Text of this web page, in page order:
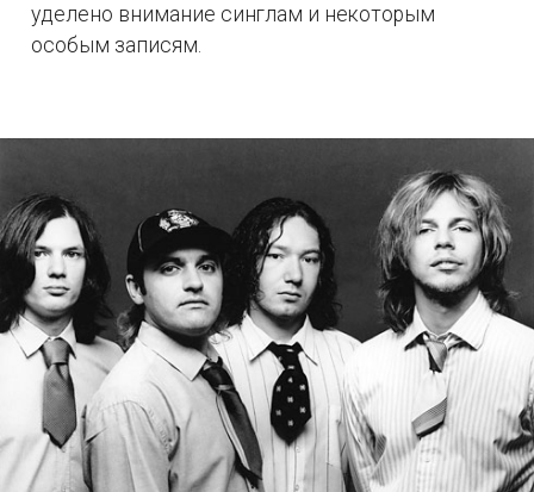
уделено внимание синглам и некоторым
особым записям.